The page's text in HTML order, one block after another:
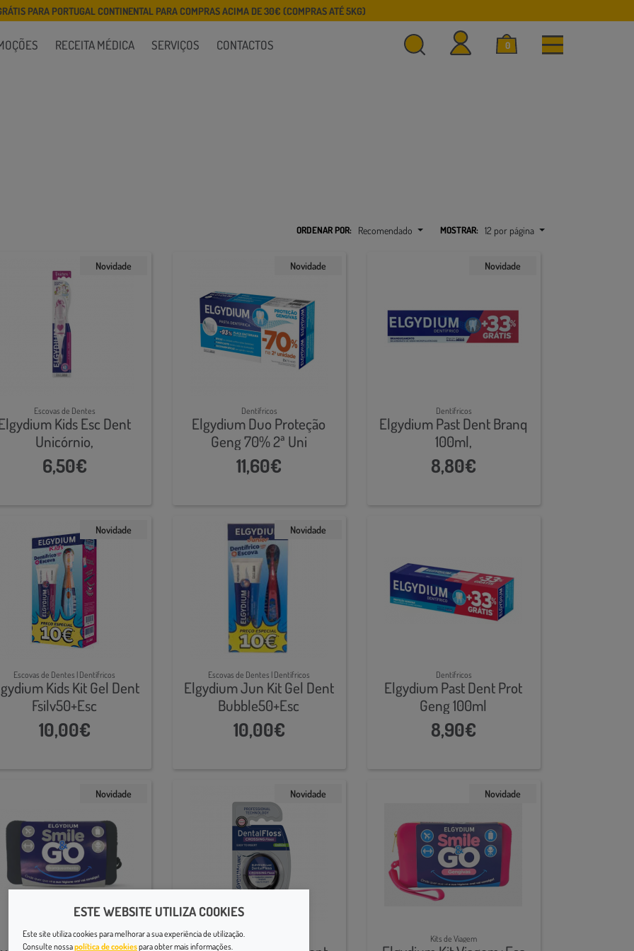
PARA PORTUGAL CONTINENTAL PARA COMPRAS ACIMA DE 30€ (COMPRAS ATÉ 5KG)
RECEITA MÉDICA SERVIÇOS CONTACTOS 0
ORDENAR POR: Recomendado MOSTRAR: 12 por página
Novidade
Escovas de Dentes
Kids Esc Dent
Unicórnio,
6,50€
Novidade
Dentífricos
Elgydium Duo Proteção
Geng 70% 2ª Uni
11,60€
Novidade
Dentífricos
Elgydium Past Dent Branq
100ml,
8,80€
Novidade
Escovas de Dentes | Dentífricos
Kids Kit Gel Dent
Fsilv50+Esc
10,00€
Novidade
Escovas de Dentes | Dentífricos
Elgydium Jun Kit Gel Dent
Bubble50+Esc
10,00€
Dentífricos
Elgydium Past Dent Prot
Geng 100ml
8,90€
Novidade
Kits de Viagem
Novidade
Fio Dentário e Acessórios
Novidade
Kits de Viagem
ESTE WEBSITE UTILIZA COOKIES
Este site utiliza cookies para melhorar a sua experiência de utilização.
Consulte nossapolítica de cookiespara obter mais informações.